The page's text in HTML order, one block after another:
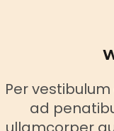
Per
ad